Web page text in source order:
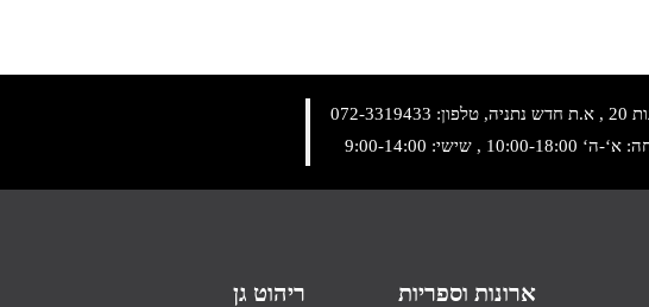
072-3319433
, שישי: 9:00-14:00
ארונות וספריות ריהוט גן